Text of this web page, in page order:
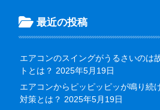
最近の投稿
エアコンのスイングがうるさいのは
トとは？ 2025年5月19日
エアコンからピッピッピッが鳴り続
対策とは？ 2025年5月19日